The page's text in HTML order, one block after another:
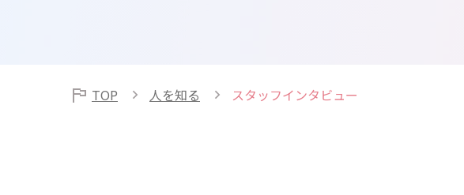
TOP 人を知る スタッフインタビュー